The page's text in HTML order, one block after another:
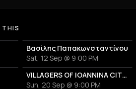
THIS
Βασίλης Παπακωνσταντίνου
Sat, 12 Sep @ 9:00 PM
VILLAGERS OF IOANNINA CITY - VENCEREMOS 2026
Sun, 20 Sep @ 9:00 PM